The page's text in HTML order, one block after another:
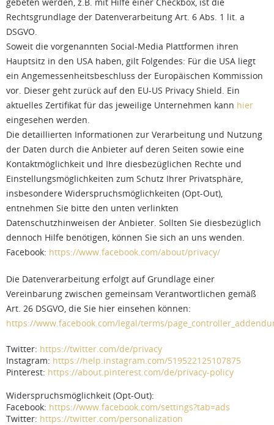
Rechtsgrundlage der Datenverarbeitung Art. 6 Abs. 1 lit. a
DSGVO.
Soweit die vorgenannten Social-Media Plattformen ihren
Hauptsitz in den USA haben, gilt Folgendes: Für die USA liegt
ein Angemessenheitsbeschluss der Europäischen Kommission
vor. Dieser geht zurück auf den EU-US Privacy Shield. Ein
aktuelles Zertifikat für das jeweilige Unternehmen kann hier
eingesehen werden.
Die detaillierten Informationen zur Verarbeitung und Nutzung
der Daten durch die Anbieter auf deren Seiten sowie eine
Kontaktmöglichkeit und Ihre diesbezüglichen Rechte und
Einstellungsmöglichkeiten zum Schutz Ihrer Privatsphäre,
insbesondere Widerspruchsmöglichkeiten (Opt-Out),
entnehmen Sie bitte den unten verlinkten
Datenschutzhinweisen der Anbieter. Sollten Sie diesbezüglich
dennoch Hilfe benötigen, können Sie sich an uns wenden.
Facebook: https://www.facebook.com/about/privacy/
Die Datenverarbeitung erfolgt auf Grundlage einer
Vereinbarung zwischen gemeinsam Verantwortlichen gemäß
Art. 26 DSGVO, die Sie hier einsehen können:
https://www.facebook.com/legal/terms/
Twitter: https://twitter.com/de/privacy
Instagram: https://help.instagram.com/519522125107875
Pinterest: https://about.pinterest.com/de/privacy-policy
Widerspruchsmöglichkeit (Opt-Out):
Facebook: https://www.facebook.com/settings?tab=ads
Twitter: https://twitter.com/personalization